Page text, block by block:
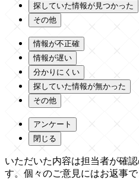
探していた情報が見つかった
その他
情報が不正確
情報が遅い
分かりにくい
探していた情報が無かった
その他
アンケート
閉じる
いただいた内容は担当者が確
す。個々のご意見にはお返事